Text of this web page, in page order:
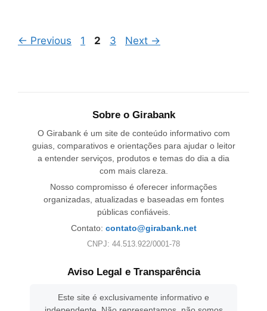
← Previous Page
1 Page
2 Page
3 Next →
Sobre o Girabank
O Girabank é um site de conteúdo informativo com
guias, comparativos e orientações para ajudar o leitor
a entender serviços, produtos e temas do dia a dia
com mais clareza.
Nosso compromisso é oferecer informações
organizadas, atualizadas e baseadas em fontes
públicas confiáveis.
Contato: contato@girabank.net
CNPJ: 44.513.922/0001-78
Aviso Legal e Transparência
Este site é exclusivamente informativo e